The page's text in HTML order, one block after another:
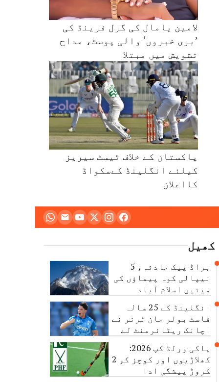
لامین یامال کی گرل فرینڈ کی
’بری خبروں‘ والی پوسٹ، مداح
تشویش میں مبتلا
پاکستان کے خلاف ٹیسٹ سیریز
کیلئے انگلینڈ کےسکواڈ
کااعلان
کھیل
براڈ پیک حادثہ، 5
نیپالی کوہ پیماؤں کی
میتیں اسلام آباد
انگلینڈ کے 25 سالہ
فاسٹ بولر جان ٹرنر نے
اچانک ریٹائرمنٹ لے
ہاکی ورلڈ کپ 2026:
کھلاڑیوں اور کوچز کو 2
کروڑ پیشگی ادا